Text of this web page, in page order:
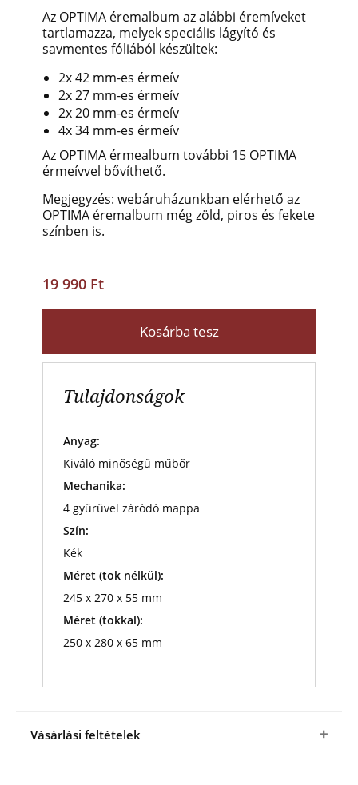
Az OPTIMA éremalbum az alábbi éremíveket
tartlamazza, melyek speciális lágyító és
savmentes fóliából készültek:
2x 42 mm-es érmeív
2x 27 mm-es érmeív
2x 20 mm-es érmeív
4x 34 mm-es érmeív
Az OPTIMA érmealbum további 15 OPTIMA
érmeívvel bővíthető.
Megjegyzés: webáruházunkban elérhető az
OPTIMA éremalbum még zöld, piros és fekete
színben is.
19 990 Ft
Kosárba tesz
Tulajdonságok
Anyag:
Kiváló minőségű műbőr
Mechanika:
4 gyűrűvel záródó mappa
Szín:
Kék
Méret (tok nélkül):
245 x 270 x 55 mm
Méret (tokkal):
250 x 280 x 65 mm
Vásárlási feltételek